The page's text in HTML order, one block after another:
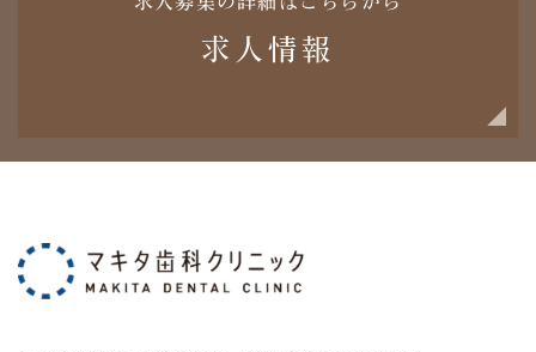
求人情報